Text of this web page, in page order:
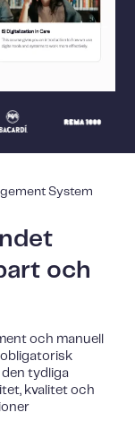
System
och
och manuell
den tydliga
kvalitet och